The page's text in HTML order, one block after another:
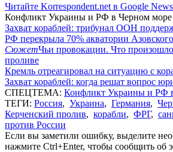
Читайте Korrespondent.net в Google News
Конфликт Украины и РФ в Черном море
Захват кораблей: трибунал ООН
РФ перекрыла 70% акватории
СюжетЧьи провокации. Что
проливе
Кремль отреагировал на ситуацию с
Захват кораблей: когда решат вопрос
СПЕЦТЕМА: Конфликт Украины и РФ
ТЕГИ: Россия, Украина, Германия,
Керченский пролив, корабли, ФРГ,
против России
Если вы заметили ошибку, выделите
нажмите Ctrl+Enter, чтобы сообщить об